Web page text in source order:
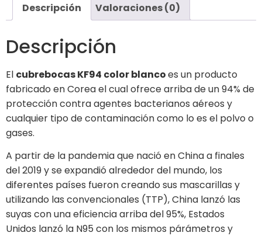
Descripción Valoraciones (0)
Descripción
El cubrebocas KF94 color blancoes un producto
fabricado en Corea el cual ofrece arriba de un 94% de
protección contra agentes bacterianos aéreos y
cualquier tipo de contaminación como lo es el polvo o
gases.
A partir de la pandemia que nació en China a finales
del 2019 y se expandió alrededor del mundo, los
diferentes países fueron creando sus mascarillas y
utilizando las convencionales (TTP), China lanzó las
suyas con una eficiencia arriba del 95%, Estados
Unidos lanzó la N95 con los mismos párámetros y